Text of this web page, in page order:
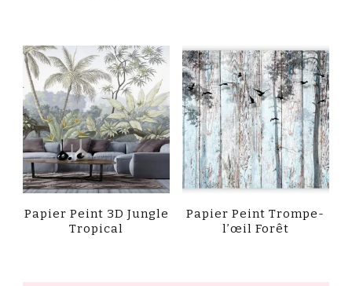
Papier Peint 3D Jungle
Tropical
Papier Peint Trompe-
l’œil Forêt